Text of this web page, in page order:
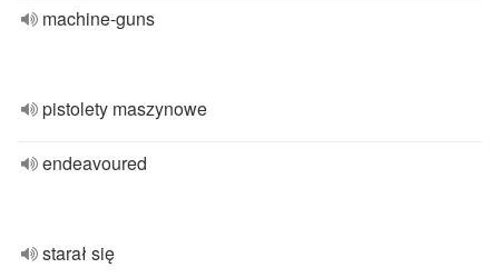
machine-guns
pistolety maszynowe
endeavoured
starał się